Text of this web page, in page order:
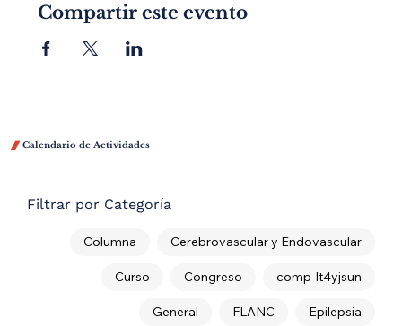
Filtrar por Categoría
Cerebrovascular y Endovascular
Columna
comp-lt4yjsun
Congreso
Curso
Epilepsia
FLANC
General
 Calendario de Actividades
Compartir este evento